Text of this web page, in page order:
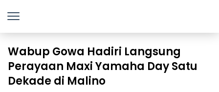
Wabup Gowa Hadiri Langsung
Perayaan Maxi Yamaha Day Satu
Dekade di Malino